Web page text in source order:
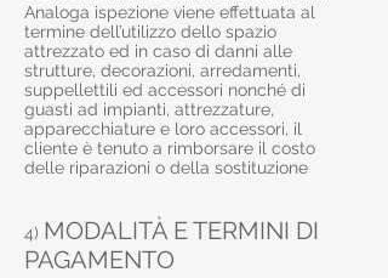
Analoga ispezione viene effettuata al
termine dell’utilizzo dello spazio
attrezzato ed in caso di danni alle
strutture, decorazioni, arredamenti,
suppellettili ed accessori nonché di
guasti ad impianti, attrezzature,
apparecchiature e loro accessori, il
cliente è tenuto a rimborsare il costo
delle riparazioni o della sostituzione
4) MODALITÀ E TERMINI DI
PAGAMENTO